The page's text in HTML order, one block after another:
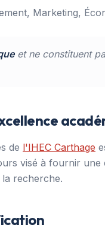
Marketing,
et ne constituent
de l'IHEC Carthage
visé à fournir une
recherche.